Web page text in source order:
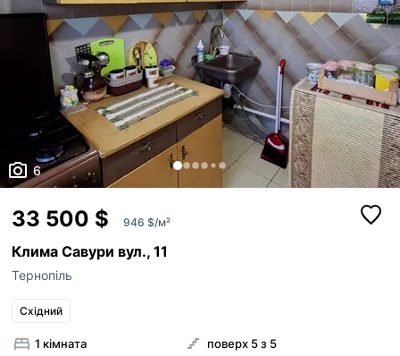
6
33 500 $ 946 $/м²
Клима Савури вул., 11
Тернопіль
Східний
1 кімната
поверх 5 з 5